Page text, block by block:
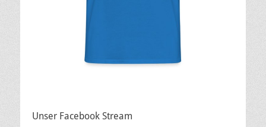
Unser Facebook Stream